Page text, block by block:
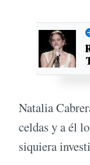
Natalia
celdas y a él
siquiera